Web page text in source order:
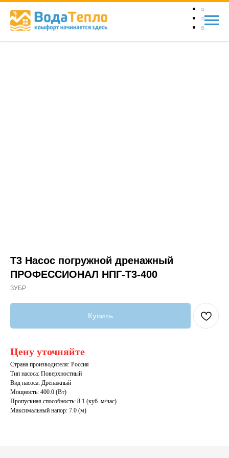
Т3 Насос погружной дренажный
ПРОФЕССИОНАЛ НПГ-Т3-400
ЗУБР
Купить
Цену уточняйте
Страна производителя: Россия
Тип насоса: Поверхностный
Вид насоса: Дренажный
Мощность: 400.0 (Вт)
Пропускная способность: 8.1 (куб. м/час)
Максимальный напор: 7.0 (м)